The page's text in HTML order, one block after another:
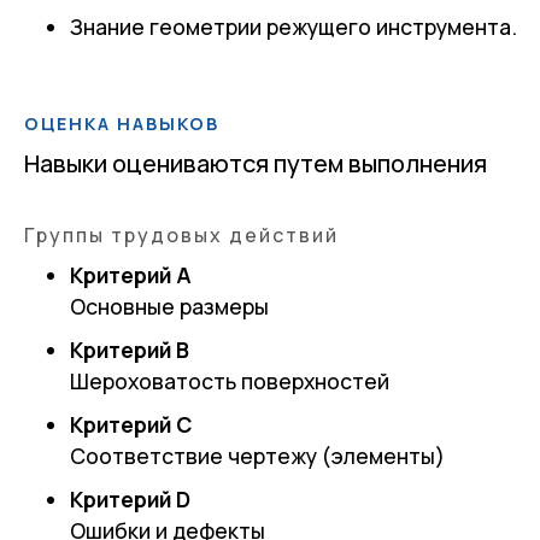
Знание геометрии режущего инструмента.
ОЦЕНКА НАВЫКОВ
Навыки оцениваются путем выполнения
Группы трудовых действий
Критерий А
Основные размеры
Критерий В
Шероховатость поверхностей
Критерий С
Соответствие чертежу (элементы)
Критерий D
Ошибки и дефекты